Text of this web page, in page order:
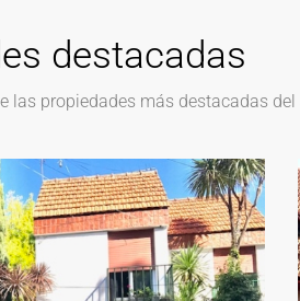
destacadas
las propiedades más destacadas